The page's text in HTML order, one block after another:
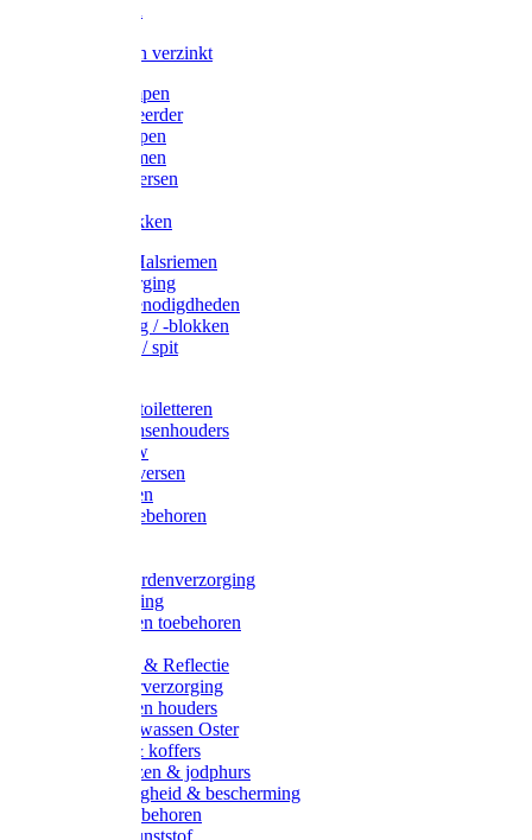
Voerbakken verzinkt
Warmtelampen
Staartcoupeerder
Biggenkappen
Neuskrammen
Varken diversen
Varkensbakken
Halsters / Halsriemen
Hoefverzorging
Lammer benodigdheden
Ramdektuig / -blokken
Vastzetpen / spit
Poetsen & toiletteren
Zadel-/Trensenhouders
Halstertouw
Halsters diversen
Hoofdstellen
Zadel & toebehoren
Rapide paardenverzorging
Ruiter kleding
Hoofdstellen toebehoren
Verlichting & Reflectie
Rapide leerverzorging
Likstenen en houders
Poetsen & wassen Oster
Poetssets & koffers
Ruiter laarzen & jodphurs
Ruiter veiligheid & bescherming
Ruiter - toebehoren
Voerbak kunststof